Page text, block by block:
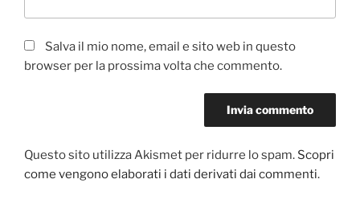
Salva il mio nome, email e sito web in questo
browser per la prossima volta che commento.
Questo sito utilizza Akismet per ridurre lo spam. Scopri
come vengono elaborati i dati derivati dai commenti.